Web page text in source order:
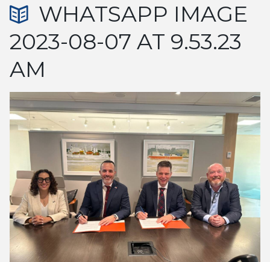
WHATSAPP IMAGE
2023-08-07 AT 9.53.23
AM